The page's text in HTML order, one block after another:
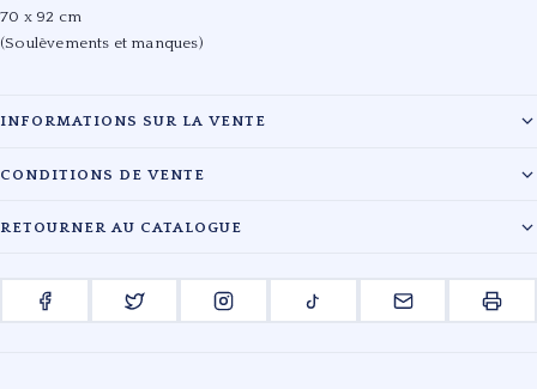
70 x 92 cm
(Soulèvements et manques)
INFORMATIONS SUR LA VENTE
CONDITIONS DE VENTE
Pour toute information complémentaire, veuillez contacter le cabinet.
RETOURNER AU CATALOGUE